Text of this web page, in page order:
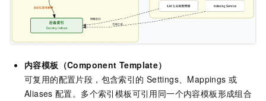
内容模板（Component Template）
可复用的配置片段，包含索引的 Settings、Mappings 或
Aliases 配置。多个索引模板可引用同一个内容模板形成组合